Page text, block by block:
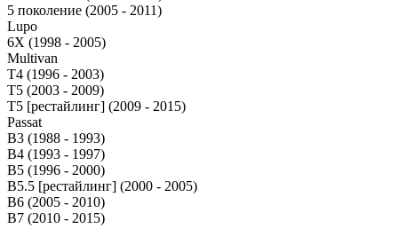
5 поколение (2005 - 2011)
Lupo
6X (1998 - 2005)
Multivan
T4 (1996 - 2003)
T5 (2003 - 2009)
T5 [рестайлинг] (2009 - 2015)
Passat
B3 (1988 - 1993)
B4 (1993 - 1997)
B5 (1996 - 2000)
B5.5 [рестайлинг] (2000 - 2005)
B6 (2005 - 2010)
B7 (2010 - 2015)